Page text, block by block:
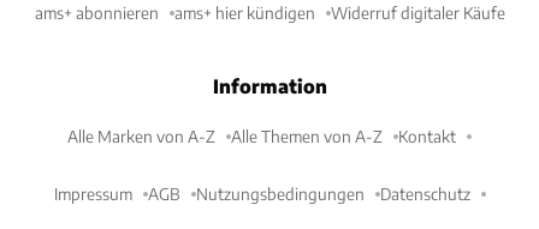
ams+ abonnieren ams+ hier kündigen Widerruf digitaler Käufe
Information
Alle Marken von A-Z Alle Themen von A-Z Kontakt
Impressum AGB Nutzungsbedingungen Datenschutz